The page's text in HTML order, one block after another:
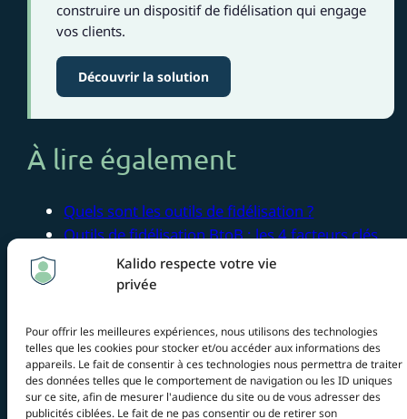
Kalido respecte votre vie
privée
Pour offrir les meilleures expériences, nous utilisons des technologies
telles que les cookies pour stocker et/ou accéder aux informations des
appareils. Le fait de consentir à ces technologies nous permettra de traiter
des données telles que le comportement de navigation ou les ID uniques
sur ce site, afin de mesurer l'audience du site ou de vous adresser des
publicités ciblées. Le fait de ne pas consentir ou de retirer son
construire un dispositif de fidélisation qui engage
vos clients.
Découvrir la solution
À lire également
Quels sont les outils de fidélisation ?
Outils de fidélisation BtoB : les 4 facteurs clés
du succès
Le pouvoir de la personnalisation dans un
Comment créer un programme de fidélité
performant
Le parrainage en e-commerce : comment
augmenter le panier moyen et la rétention